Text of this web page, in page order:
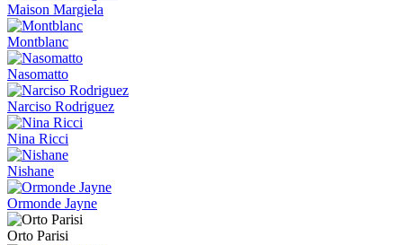
Maison Margiela
Montblanc
Nasomatto
Narciso Rodriguez
Nina Ricci
Nishane
Ormonde Jayne
Orto Parisi